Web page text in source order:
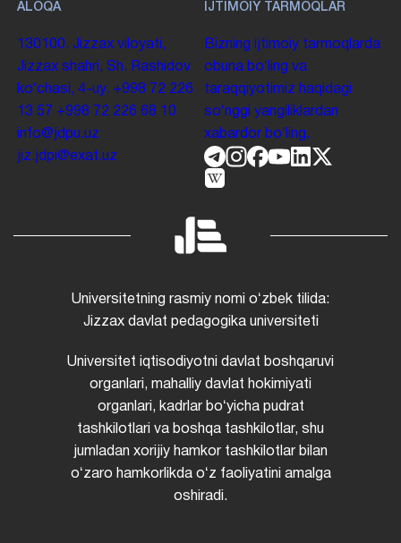
ALOQA
130100. Jizzax viloyati,
Jizzax shahri, Sh. Rashidov
koʻchasi, 4-uy. +998 72 226
13 57 +998 72 226 68 10
info@jdpu.uz
jiz.jdpi@exat.uz
IJTIMOIY TARMOQLAR
Bizning ijtimoiy tarmoqlarda
obuna boʻling va
taraqqiyotimiz haqidagi
soʻnggi yangiliklardan
xabardor boʻling.
Universitetning rasmiy nomi oʻzbek tilida:
Jizzax davlat pedagogika universiteti
Universitet iqtisodiyotni davlat boshqaruvi
organlari, mahalliy davlat hokimiyati
organlari, kadrlar boʻyicha pudrat
tashkilotlari va boshqa tashkilotlar, shu
jumladan xorijiy hamkor tashkilotlar bilan
oʻzaro hamkorlikda oʻz faoliyatini amalga
oshiradi.